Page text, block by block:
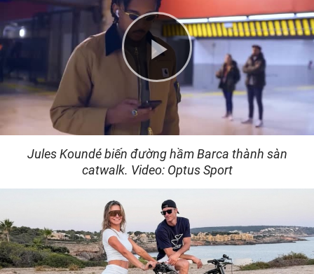
Play
Video
Jules Koundé biến đường hầm Barca thành sàn
catwalk. Video: Optus Sport